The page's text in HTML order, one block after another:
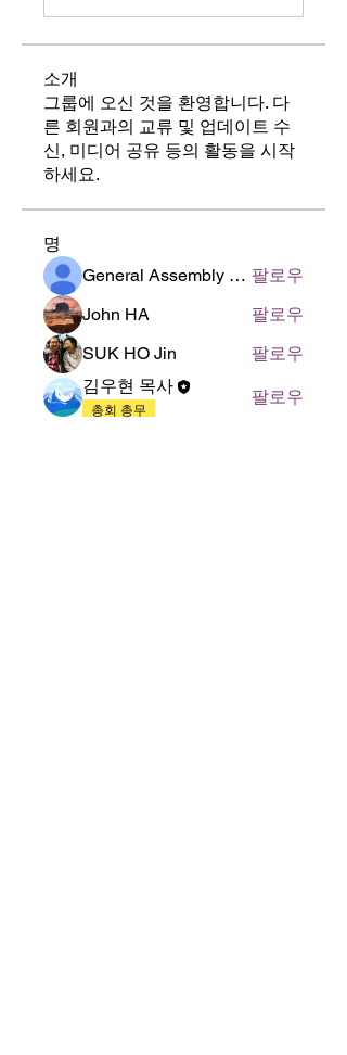
소개
그룹에 오신 것을 환영합니다. 다
른 회원과의 교류 및 업데이트 수
신, 미디어 공유 등의 활동을 시작
하세요.
명
General Assembly of World Presbyterian Church (GAWPC) 팔로우
John HA
팔로우
SUK HO Jin
팔로우
김우현 목사
총회 총무
팔로우